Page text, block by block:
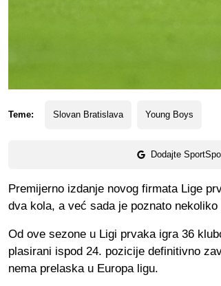
Teme: Slovan Bratislava Young Boys
Dodajte
Premijerno izdanje novog firmata Lige
dva kola, a već sada je poznato
Od ove sezone u Ligi prvaka igra 36
plasirani ispod 24. pozicije definitivno
nema prelaska u Europa ligu.